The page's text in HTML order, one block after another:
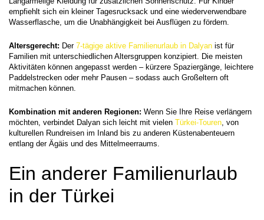
empfiehlt sich ein kleiner Tagesrucksack und eine wiederverwendbare
Wasserflasche, um die Unabhängigkeit bei Ausflügen zu fördern.
Altersgerecht: Der 7-tägige aktive Familienurlaub in Dalyan ist für
Familien mit unterschiedlichen Altersgruppen konzipiert. Die meisten
Aktivitäten können angepasst werden – kürzere Spaziergänge, leichtere
Paddelstrecken oder mehr Pausen – sodass auch Großeltern oft
mitmachen können.
Kombination mit anderen Regionen: Wenn Sie Ihre Reise verlängern
möchten, verbindet Dalyan sich leicht mit vielen Türkei-Touren, von
kulturellen Rundreisen im Inland bis zu anderen Küstenabenteuern
entlang der Ägäis und des Mittelmeerraums.
Ein anderer Familienurlaub
in der Türkei